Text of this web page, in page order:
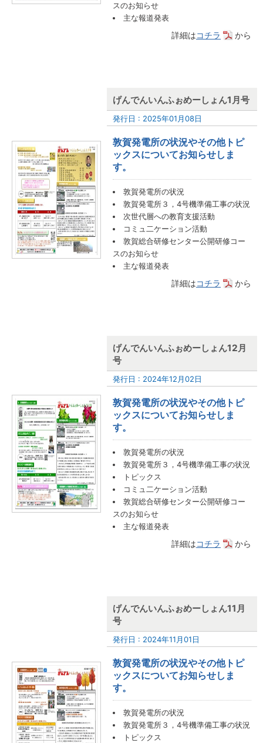
スのお知らせ
主な報道発表
詳細はコチラ から
げんでんいんふぉめーしょん1月号
発行日 : 2025年01月08日
敦賀発電所の状況やその他トピ
ックスについてお知らせしま
す。
敦賀発電所の状況
敦賀発電所３，4号機準備工事の状況
次世代層への教育支援活動
コミュ二ケーション活動
敦賀総合研修センター公開研修コー
スのお知らせ
主な報道発表
詳細はコチラ から
げんでんいんふぉめーしょん12月
号
発行日 : 2024年12月02日
敦賀発電所の状況やその他トピ
ックスについてお知らせしま
す。
敦賀発電所の状況
敦賀発電所３，4号機準備工事の状況
トピックス
コミュ二ケーション活動
敦賀総合研修センター公開研修コー
スのお知らせ
主な報道発表
詳細はコチラ から
げんでんいんふぉめーしょん11月
号
発行日 : 2024年11月01日
敦賀発電所の状況やその他トピ
ックスについてお知らせしま
す。
敦賀発電所の状況
敦賀発電所３，4号機準備工事の状況
トピックス